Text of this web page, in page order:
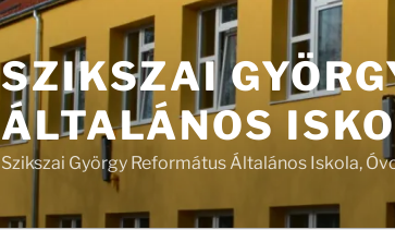
SZIKSZAI
ÁLTALÁNOS
Szikszai György Református Általános Iskola,